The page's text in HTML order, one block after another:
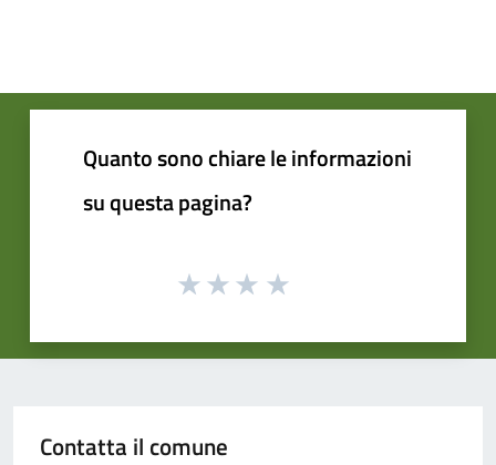
Quanto sono chiare le informazioni
su questa pagina?
Contatta il comune